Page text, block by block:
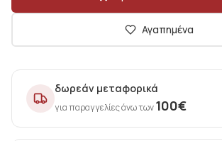
Αγαπημένα
δωρεάν μεταφορικά
για παραγγελίες άνω των100€